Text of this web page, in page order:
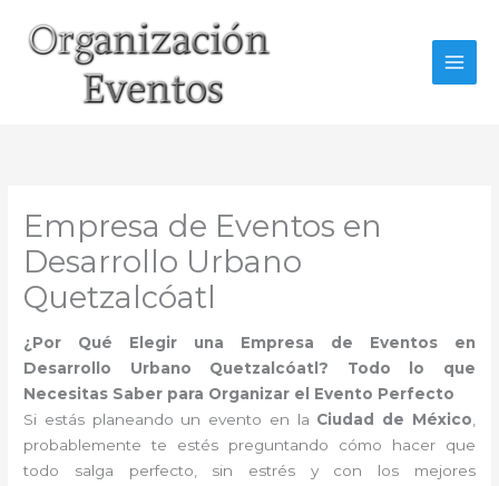
contenido
Empresa de Eventos en
Desarrollo Urbano
Quetzalcóatl
¿Por Qué Elegir una Empresa de Eventos en
Desarrollo Urbano Quetzalcóatl? Todo lo que
Necesitas Saber para Organizar el Evento Perfecto
Si estás planeando un evento en la Ciudad de México,
probablemente te estés preguntando cómo hacer que
todo salga perfecto, sin estrés y con los mejores